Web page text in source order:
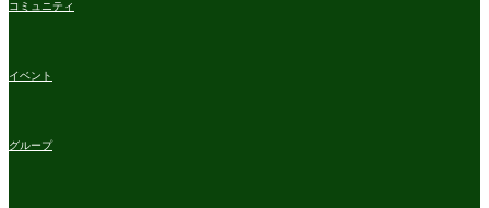
コミュニティ
イベント
グループ